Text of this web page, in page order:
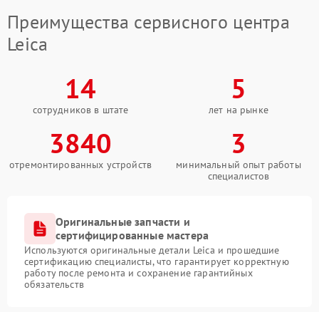
Преимущества сервисного центра
Leica
14
сотрудников в штате
5
лет на рынке
3840
отремонтированных устройств
3
минимальный опыт работы
специалистов
Оригинальные запчасти и
сертифицированные мастера
Используются оригинальные детали Leica и прошедшие
сертификацию специалисты, что гарантирует корректную
работу после ремонта и сохранение гарантийных
обязательств